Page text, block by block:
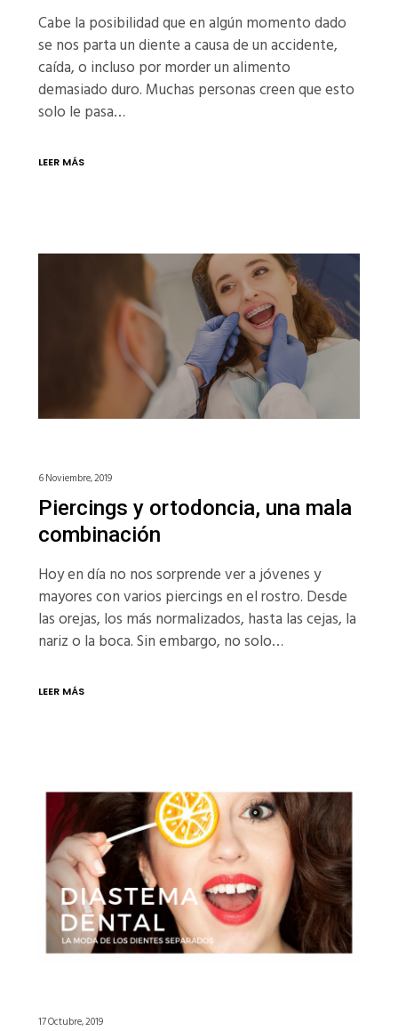
Cabe la posibilidad que en algún momento dado
se nos parta un diente a causa de un accidente,
caída, o incluso por morder un alimento
demasiado duro. Muchas personas creen que esto
solo le pasa…
LEER MÁS
6 Noviembre, 2019
Piercings y ortodoncia, una mala
combinación
Hoy en día no nos sorprende ver a jóvenes y
mayores con varios piercings en el rostro. Desde
las orejas, los más normalizados, hasta las cejas, la
nariz o la boca. Sin embargo, no solo…
LEER MÁS
17 Octubre, 2019